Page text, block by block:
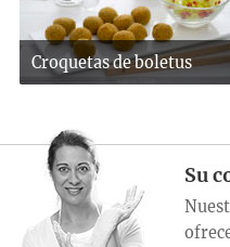
Croquetas de boletus
Su